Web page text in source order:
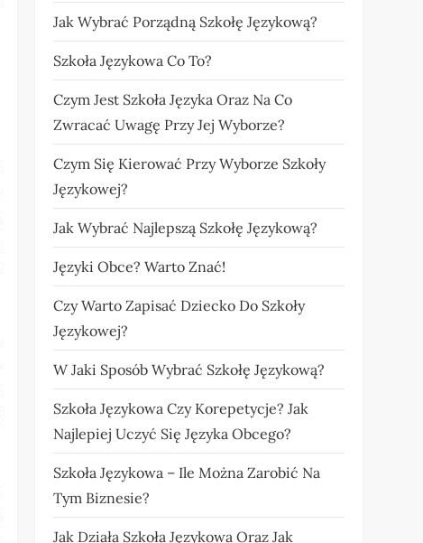
Jak Wybrać Porządną Szkołę Językową?
Szkoła Językowa Co To?
Czym Jest Szkoła Języka Oraz Na Co
Zwracać Uwagę Przy Jej Wyborze?
Czym Się Kierować Przy Wyborze Szkoły
Językowej?
Jak Wybrać Najlepszą Szkołę Językową?
Języki Obce? Warto Znać!
Czy Warto Zapisać Dziecko Do Szkoły
Językowej?
W Jaki Sposób Wybrać Szkołę Językową?
Szkoła Językowa Czy Korepetycje? Jak
Najlepiej Uczyć Się Języka Obcego?
Szkoła Językowa – Ile Można Zarobić Na
Tym Biznesie?
Jak Działa Szkoła Językowa Oraz Jak